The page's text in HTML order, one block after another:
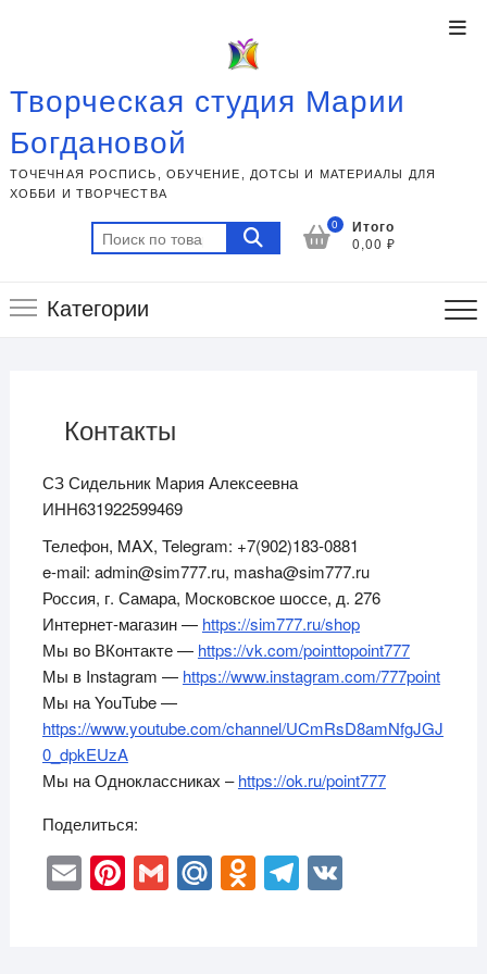
Творческая студия Марии
Богдановой
ТОЧЕЧНАЯ РОСПИСЬ, ОБУЧЕНИЕ, ДОТСЫ И МАТЕРИАЛЫ ДЛЯ
ХОББИ И ТВОРЧЕСТВА
Искать: 0 Итого
0,00 ₽
Категории
Контакты
СЗ Сидельник Мария Алексеевна
ИНН631922599469
Телефон, MAX, Telegram: +7(902)183-0881
e-mail: admin@sim777.ru, masha@sim777.ru
Россия, г. Самара, Московское шоссе, д. 276
Интернет-магазин — https://sim777.ru/shop
Мы во ВКонтакте — https://vk.com/pointtopoint777
Мы в Instagram — https://www.instagram.com/777point
Мы на YouTube —
https://www.youtube.com/channel/UCmRsD8amNfgJGJ
0_dpkEUzA
Мы на Одноклассниках –https://ok.ru/point777
Поделиться:
E
m
Pi
nt
G
m
M
ail
O
d
T
el
V